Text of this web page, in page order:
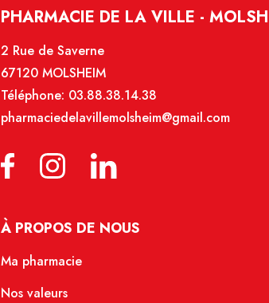
PHARMACIE DE LA VILLE -
2 Rue de Saverne
67120 MOLSHEIM
Téléphone: 03.88.38.14.38
pharmaciedelavillemolsheim@gmail.com
À PROPOS DE NOUS
Ma pharmacie
Nos valeurs